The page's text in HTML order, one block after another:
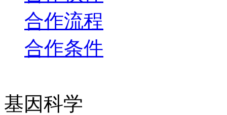
合作流程
合作条件
基因科学